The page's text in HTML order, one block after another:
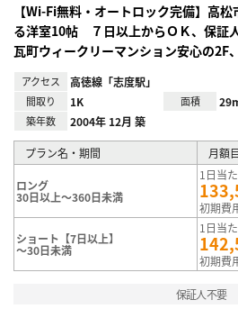
【Wi-Fi無料・オートロック完備】高
る洋室10帖 ７日以上からＯＫ、保
瓦町ウィークリーマンション安心の
アクセス 高徳線「志度駅」
間取り 1K 面積
築年数 2004年 12月 築
プラン名・期間 月額
ロング
30日以上～360日未満
1日当
初期費
ショート【7日以上】
～30日未満
1日当
初期費
保証人不要